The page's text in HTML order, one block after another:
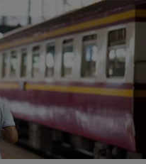
Seus dados
de rastreamento
ser rastreado.
os
do
Armazenar e/ou
dispositivo.